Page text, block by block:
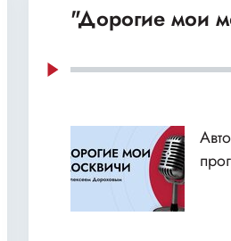
"Дорогие мои